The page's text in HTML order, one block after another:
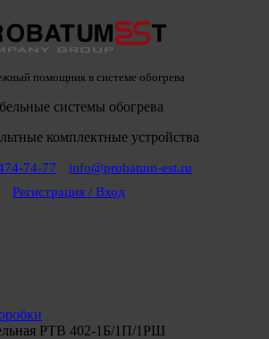
помощник в системе обогрева
системы обогрева
комплектные устройства
74-77
info@probatum-est.ru
Регистрация / Вход
РТВ 402-1Б/1П/1РШ